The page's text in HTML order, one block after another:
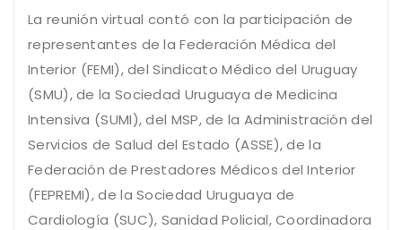
La reunión virtual contó con la participación de
representantes de la Federación Médica del
Interior (FEMI), del Sindicato Médico del Uruguay
(SMU), de la Sociedad Uruguaya de Medicina
Intensiva (SUMI), del MSP, de la Administración del
Servicios de Salud del Estado (ASSE), de la
Federación de Prestadores Médicos del Interior
(FEPREMI), de la Sociedad Uruguaya de
Cardiología (SUC), Sanidad Policial, Coordinadora